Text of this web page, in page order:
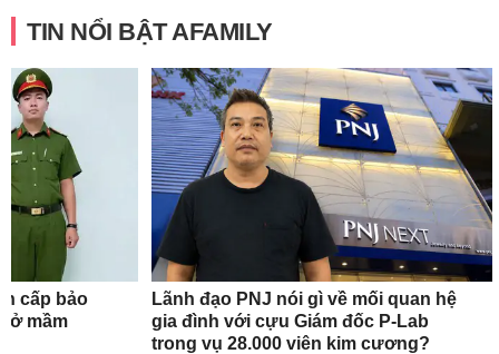
TIN NỔI BẬT AFAMILY
cấp bảo
mầm
Lãnh đạo PNJ nói gì về mối quan hệ
gia đình với cựu Giám đốc P-Lab
trong vụ 28.000 viên kim cương?